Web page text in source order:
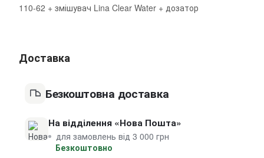
110-62 + змішувач Lina Clear Water + дозатор
Доставка
Безкоштовна доставка
На відділення «Нова Пошта»
для замовлень від 3 000 грн
Безкоштовно